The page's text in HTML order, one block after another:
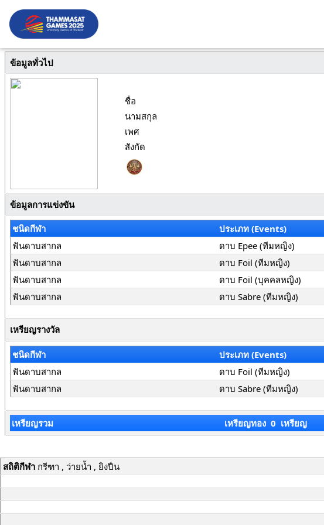
ข้อมูลทั่วไป
ชื่อ
นามสกุล
เพศ
สังกัด
ข้อมูลการแข่งขัน
ชนิดกีฬา
ประเภท (Events)
ฟันดาบสากล
ดาบ Epee (ทีมหญิง)
ฟันดาบสากล
ดาบ Foil (ทีมหญิง)
ฟันดาบสากล
ดาบ Foil (บุคคลหญิง)
ฟันดาบสากล
ดาบ Sabre (ทีมหญิง)
เหรียญรางวัล
ชนิดกีฬา ประเภท (Events)
ฟันดาบสากล
ดาบ Foil (ทีมหญิง)
ฟันดาบสากล
ดาบ Sabre (ทีมหญิง)
เหรียญรวม เหรียญทอง 0 เหรียญ
สถิติกีฬากรีฑา , ว่ายน้ำ , ยิงปืน